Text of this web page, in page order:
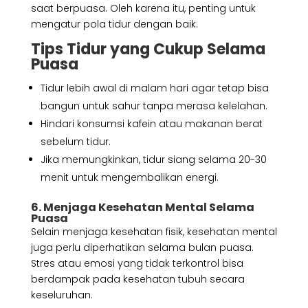
saat berpuasa. Oleh karena itu, penting untuk
mengatur pola tidur dengan baik.
Tips Tidur yang Cukup Selama
Puasa
Tidur lebih awal di malam hari agar tetap bisa
bangun untuk sahur tanpa merasa kelelahan.
Hindari konsumsi kafein atau makanan berat
sebelum tidur.
Jika memungkinkan, tidur siang selama 20-30
menit untuk mengembalikan energi.
6. Menjaga Kesehatan Mental Selama
Puasa
Selain menjaga kesehatan fisik, kesehatan mental
juga perlu diperhatikan selama bulan puasa.
Stres atau emosi yang tidak terkontrol bisa
berdampak pada kesehatan tubuh secara
keseluruhan.